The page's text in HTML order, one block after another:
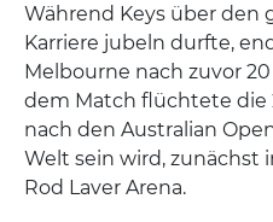
Während Keys über den
Karriere jubeln durfte,
Melbourne nach zuvor
dem Match flüchtete die
nach den Australian
Welt sein wird, zunächst
Rod Laver Arena.